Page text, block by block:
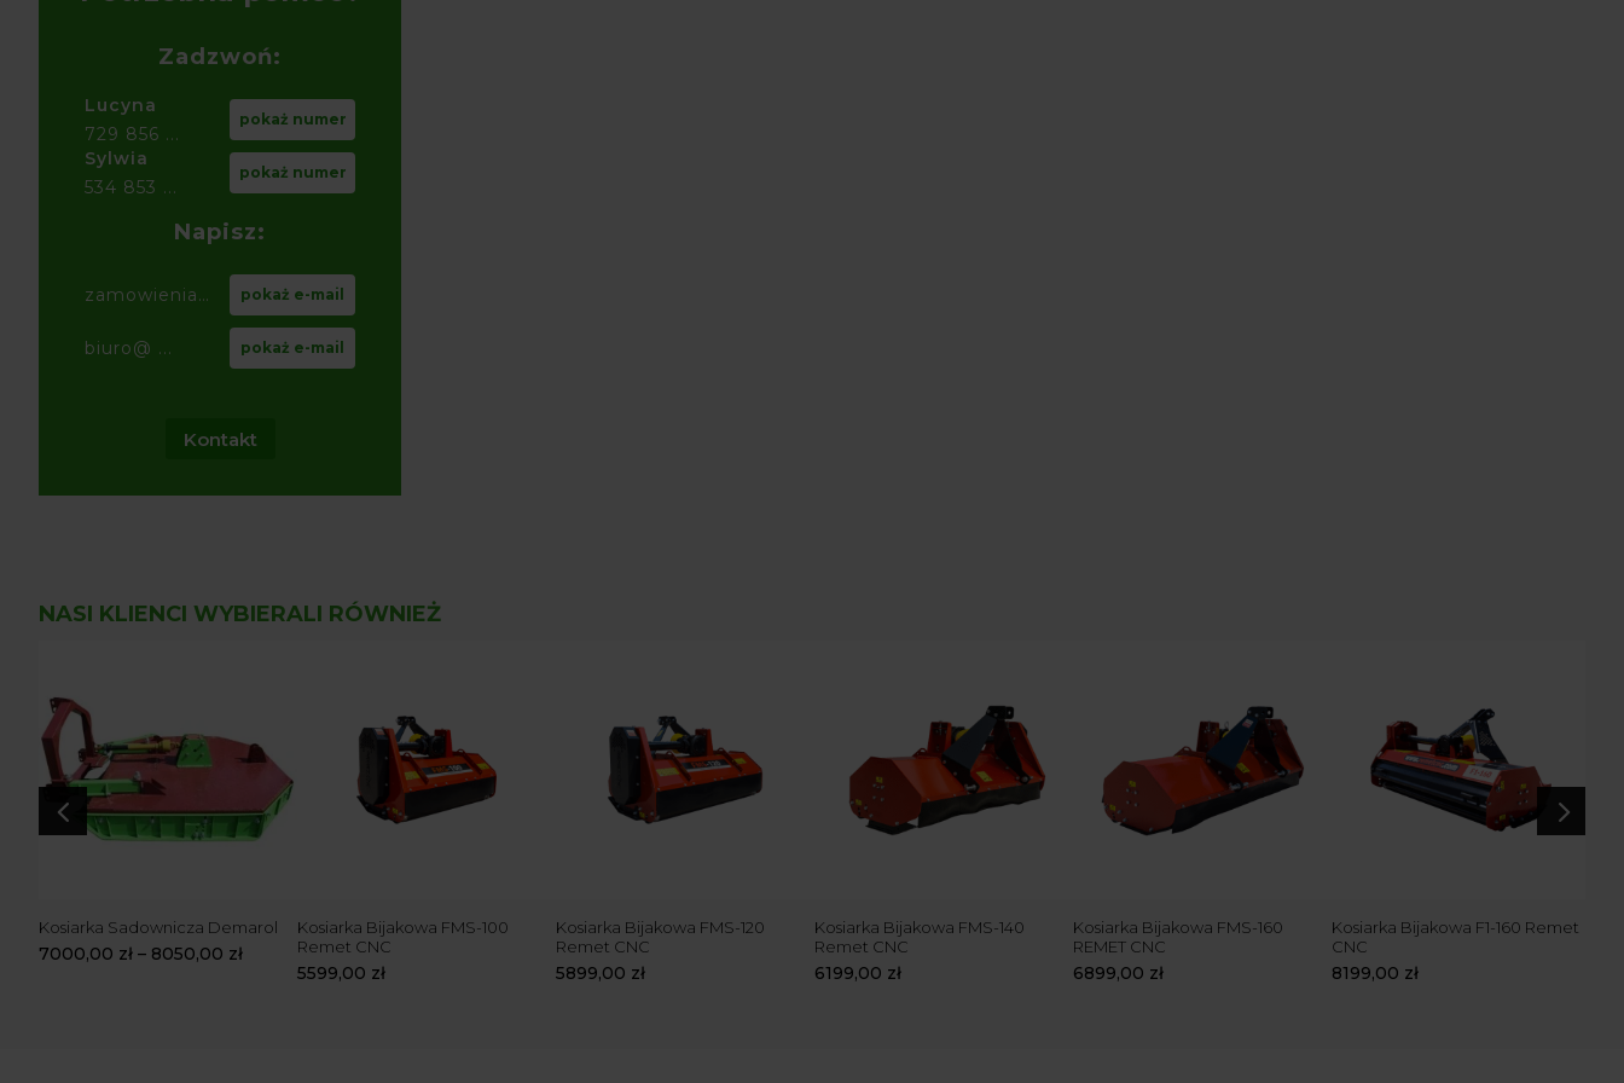
Zadzwoń:
Lucyna
729 856 ...
pokaż numer
Sylwia
534 853 ...
pokaż numer
Napisz:
zamowienia@ ... pokaż e-mail
biuro@ ... pokaż e-mail
Kontakt
NASI KLIENCI WYBIERALI RÓWNIEŻ
4
Kosiarka Sadownicza Demarol
7000,00 zł – 8050,00 zł
Kosiarka Bijakowa FMS-100
Remet CNC
5599,00 zł
Kosiarka Bijakowa FMS-120
Remet CNC
5899,00 zł
Kosiarka Bijakowa FMS-140
Remet CNC
6199,00 zł
Kosiarka Bijakowa FMS-160
REMET CNC
6899,00 zł
Kosiarka Bijakowa F1-160 Remet
CNC
8199,00 zł
5